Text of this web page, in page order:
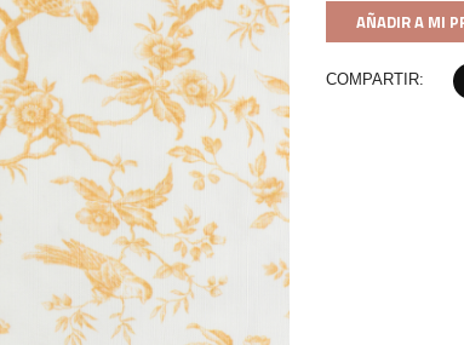
AÑADIR A MI
COMPARTIR: